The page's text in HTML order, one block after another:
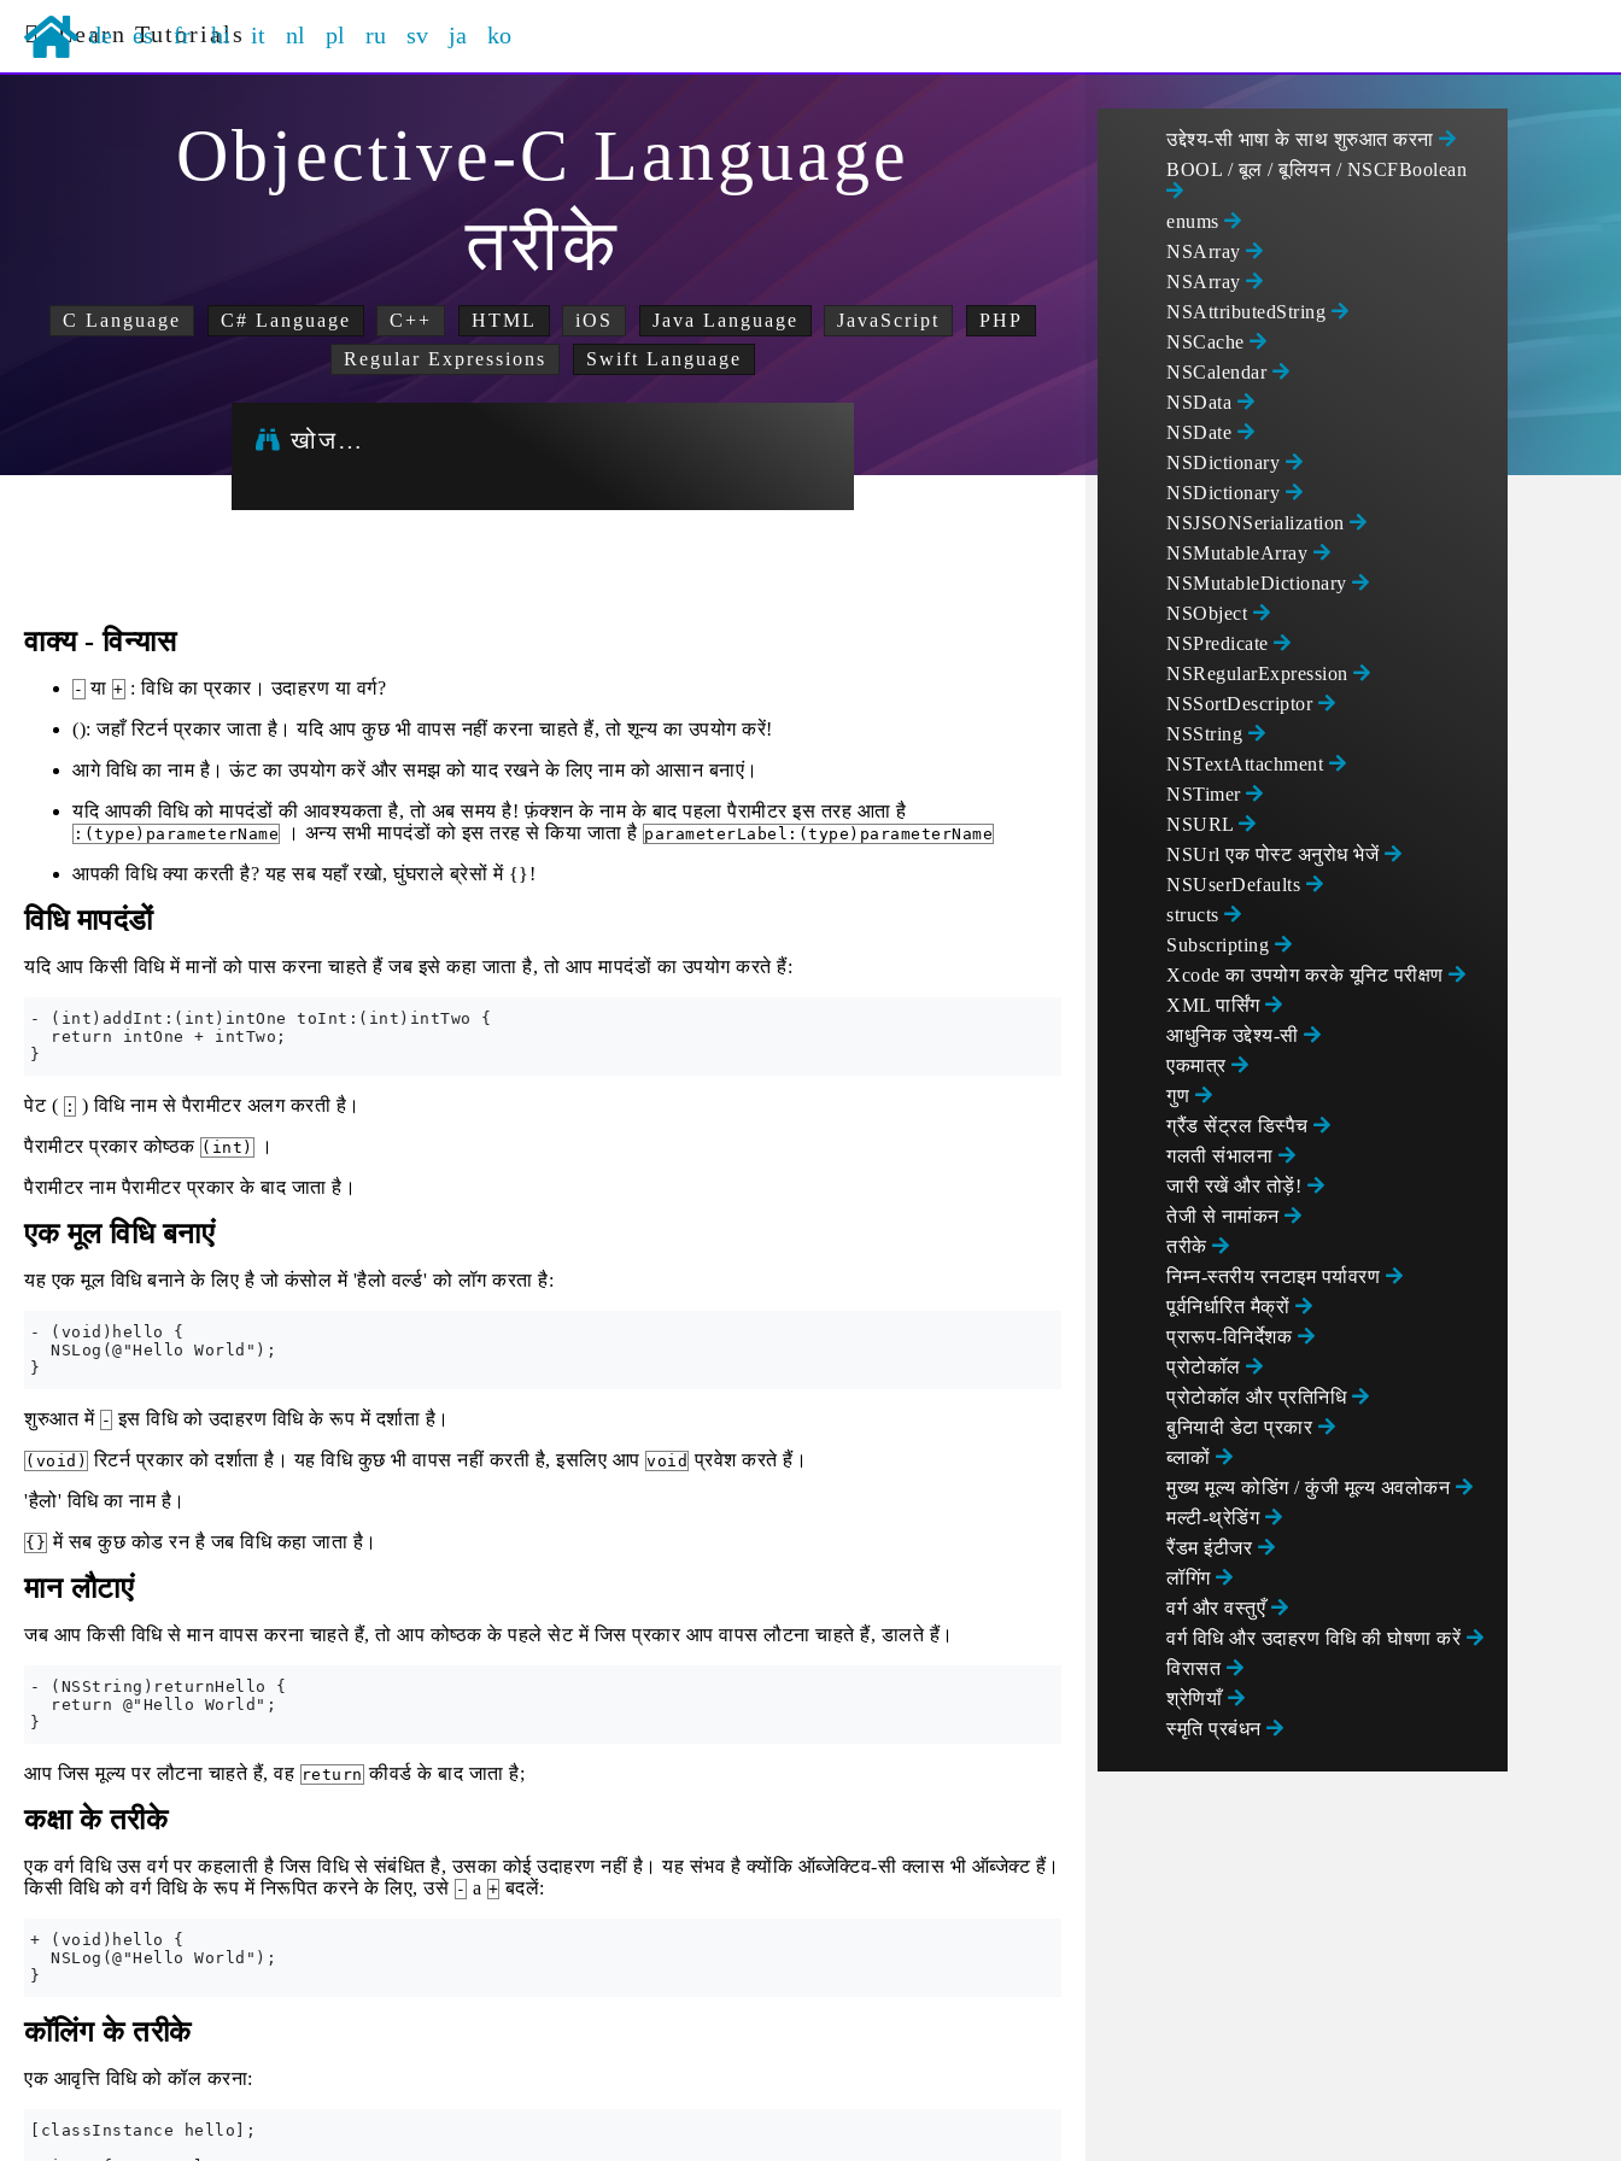
Learn Tutorials
de es fr hi it nl pl ru sv ja ko
Objective-C Language
तरीके
C Language C# Language C++ HTML iOS Java Language JavaScript
PHP
Regular Expressions
Swift Language
खोज…
वाक्य - विन्यास
- या + : विधि का प्रकार। उदाहरण या वर्ग?
(): जहाँ रिटर्न प्रकार जाता है। यदि आप कुछ भी वापस नहीं करना चाहते हैं, तो शून्य का उपयोग करें!
आगे विधि का नाम है। ऊंट का उपयोग करें और समझ को याद रखने के लिए नाम को आसान बनाएं।
यदि आपकी विधि को मापदंडों की आवश्यकता है, तो अब समय है! फ़ंक्शन के नाम के बाद पहला पैरामीटर इस तरह आता है
:(type)parameterName । अन्य सभी मापदंडों को इस तरह से किया जाता है parameterLabel:(type)parameterName
आपकी विधि क्या करती है? यह सब यहाँ रखो, घुंघराले ब्रेसों में {}!
विधि मापदंडों
यदि आप किसी विधि में मानों को पास करना चाहते हैं जब इसे कहा जाता है, तो आप मापदंडों का उपयोग करते हैं:
- (int)addInt:(int)intOne toInt:(int)intTwo {
  return intOne + intTwo;
पेट ( : ) विधि नाम से पैरामीटर अलग करती है।
पैरामीटर प्रकार कोष्ठक (int)
।
पैरामीटर नाम पैरामीटर प्रकार के बाद जाता है।
एक मूल विधि बनाएं
यह एक मूल विधि बनाने के लिए है जो कंसोल में 'हैलो वर्ल्ड' को लॉग करता है:
- (void)hello {
  NSLog(@"Hello World");
शुरुआत में - इस विधि को उदाहरण विधि के रूप में दर्शाता है।
(void) रिटर्न प्रकार को दर्शाता है। यह विधि कुछ भी वापस नहीं करती है, इसलिए आप void प्रवेश करते हैं।
'हैलो' विधि का नाम है।
{} में सब कुछ कोड रन है जब विधि कहा जाता है।
मान लौटाएं
जब आप किसी विधि से मान वापस करना चाहते हैं, तो आप कोष्ठक के पहले सेट में जिस प्रकार आप वापस लौटना चाहते हैं, डालते हैं।
- (NSString)returnHello {
  return @"Hello World";
आप जिस मूल्य पर लौटना चाहते हैं, वह return कीवर्ड के बाद जाता है;
कक्षा के तरीके
एक वर्ग विधि उस वर्ग पर कहलाती है जिस विधि से संबंधित है, उसका कोई उदाहरण नहीं है। यह संभव है क्योंकि ऑब्जेक्टिव-सी क्लास भी ऑब्जेक्ट हैं।
किसी विधि को वर्ग विधि के रूप में निरूपित करने के लिए, उसे - a + बदलें:
+ (void)hello {
  NSLog(@"Hello World");
कॉलिंग के तरीके
एक आवृत्ति विधि को कॉल करना:
[classInstance hello];
उद्देश्य-सी भाषा के साथ शुरुआत करना
BOOL / बूल / बूलियन / NSCFBoolean
enums
NSArray
NSArray
NSAttributedString
NSCache
NSCalendar
NSData
NSDate
NSDictionary
NSDictionary
NSJSONSerialization
NSMutableArray
NSMutableDictionary
NSObject
NSPredicate
NSRegularExpression
NSSortDescriptor
NSString
NSTextAttachment
NSTimer
NSURL
NSUrl एक पोस्ट अनुरोध भेजें
NSUserDefaults
structs
Subscripting
Xcode का उपयोग करके यूनिट परीक्षण
XML पार्सिंग
आधुनिक उद्देश्य-सी
एकमात्र
गुण
ग्रैंड सेंट्रल डिस्पैच
गलती संभालना
जारी रखें और तोड़ें!
तेजी से नामांकन
तरीके
निम्न-स्तरीय रनटाइम पर्यावरण
पूर्वनिर्धारित मैक्रों
प्रारूप-विनिर्देशक
प्रोटोकॉल
प्रोटोकॉल और प्रतिनिधि
बुनियादी डेटा प्रकार
ब्लाकों
मुख्य मूल्य कोडिंग / कुंजी मूल्य अवलोकन
मल्टी-थ्रेडिंग
रैंडम इंटीजर
लॉगिंग
वर्ग और वस्तुएँ
वर्ग विधि और उदाहरण विधि की घोषणा करें
विरासत
श्रेणियाँ
स्मृति प्रबंधन